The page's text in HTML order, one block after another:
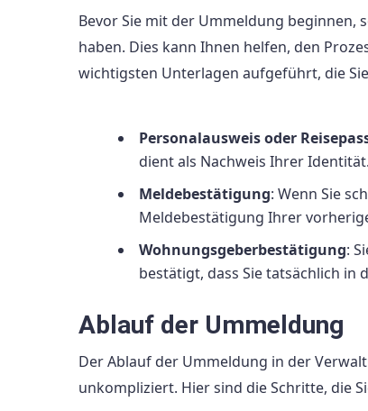
Bevor Sie mit der Ummeldung beginnen,
haben. Dies kann Ihnen helfen, den
wichtigsten Unterlagen aufgeführt, die
Personalausweis oder
dient als Nachweis Ihrer Identität.
Meldebestätigung: Wenn Sie
Meldebestätigung Ihrer
Wohnungsgeberbestätigung:
bestätigt, dass Sie tatsächlich in
Ablauf der Ummeldung
Der Ablauf der Ummeldung in der
unkompliziert. Hier sind die Schritte, die